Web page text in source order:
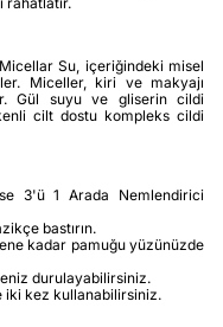
Su, içeriğindeki misel
Miceller, kiri ve makyajı
Gül suyu ve gliserin cildi
cilt dostu kompleks cildi
3'ü 1 Arada Nemlendirici
bastırın.
kadar pamuğu yüzünüzde
durulayabilirsiniz.
iki kez kullanabilirsiniz.